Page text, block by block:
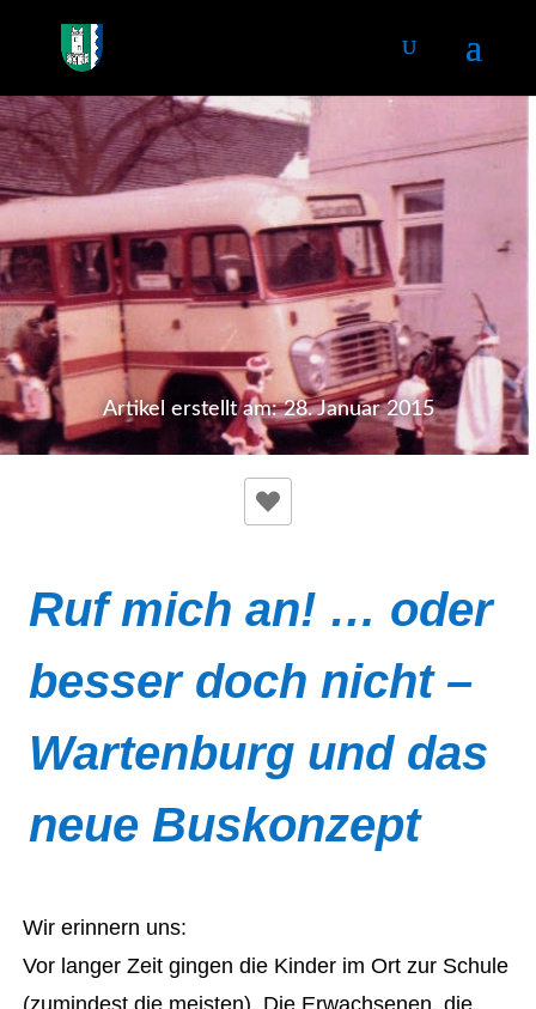
Artikel erstellt am: 28. Januar 2015
Ruf mich an! … oder
besser doch nicht –
Wartenburg und das
neue Buskonzept
Wir erinnern uns:
Vor langer Zeit gingen die Kinder im Ort zur Schule
(zumindest die meisten). Die Erwachsenen, die